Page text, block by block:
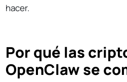
hacer.
Por qué las
OpenClaw se